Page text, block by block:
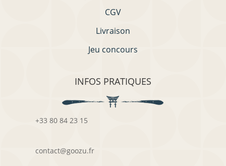
CGV
Livraison
Jeu concours
INFOS PRATIQUES
+33 80 84 23 15
contact@goozu.fr